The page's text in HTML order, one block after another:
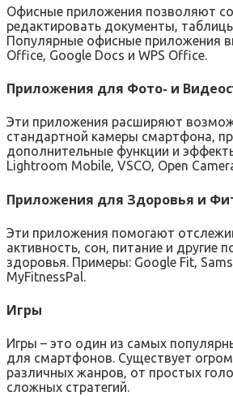
Офисные приложения позволяют
редактировать документы‚
Популярные офисные приложения
Office‚ Google Docs и WPS Office.
Приложения для Фото- и
Эти приложения расширяют
стандартной камеры смартфона‚
дополнительные функции и
Lightroom Mobile‚ VSCO‚ Open
Приложения для Здоровья и
Эти приложения помогают
активность‚ сон‚ питание и другие
здоровья. Примеры: Google Fit‚
MyFitnessPal.
Игры
Игры – это один из самых
для смартфонов. Существует
различных жанров‚ от простых
сложных стратегий.